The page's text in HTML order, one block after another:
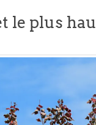
le plus